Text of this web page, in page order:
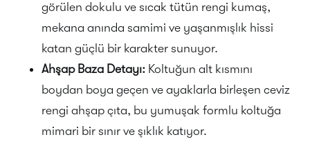
görülen dokulu ve sıcak tütün rengi kumaş,
mekana anında samimi ve yaşanmışlık hissi
katan güçlü bir karakter sunuyor.
Ahşap Baza Detayı: Koltuğun alt kısmını
boydan boya geçen ve ayaklarla birleşen ceviz
rengi ahşap çıta, bu yumuşak formlu koltuğa
mimari bir sınır ve şıklık katıyor.